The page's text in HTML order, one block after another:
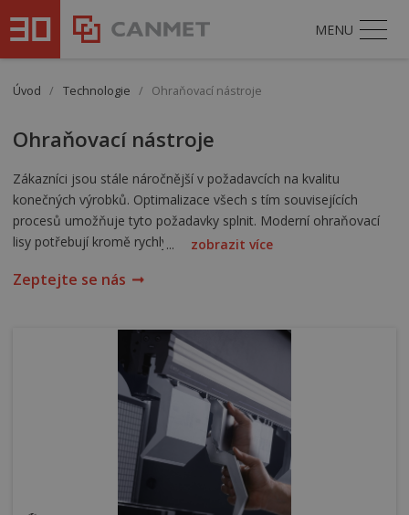
MENU
Úvod / Technologie / Ohraňovací nástroje
Ohraňovací nástroje
Zákazníci jsou stále náročnější v požadavcích na kvalitu
konečných výrobků. Optimalizace všech s tím souvisejících
procesů umožňuje tyto požadavky splnit. Moderní ohraňovací
lisy potřebují kromě rychlých, spolehlivých a přesných upínacích
ohraňovací nástroje.
materiál, tepelné zpracování pracovních ploch, maximální
zatížení, přesnost tolerancí rozměrů a komplexnost nabídky
tvarů, velikostí a segmentací.
... zobrazit více
Zeptejte se nás